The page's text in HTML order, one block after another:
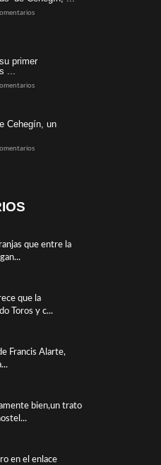
primer
...
Cehegín, un
que entre la
que la
Toros y c...
Francis Alarte,
bien,un trato
en el enlace